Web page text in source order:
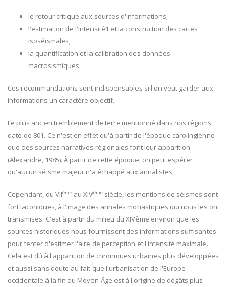
le retour critique aux sources d'informations;
l'estimation de l'intensité1 et la construction des cartes
isoséismales;
la quantification et la calibration des données
macrosismiques.
Ces recommandations sont indispensables si l'on veut garder aux
informations un caractère objectif.
Le plus ancien tremblement de terre mentionné dans nos régions
date de 801. Ce n'est en effet qu'à partir de l'époque carolingienne
que des sources narratives régionales font leur apparition
(Alexandre, 1985). À partir de cette époque, on peut espérer
qu'aucun séisme majeur n'a échappé aux annalistes.
Cependant, du VIIème au XIVème siècle, les mentions de séismes sont
fort laconiques, à l'image des annales monastiques qui nous les ont
transmises. C'est à partir du milieu du XIVème environ que les
sources historiques nous fournissent des informations suffisantes
pour tenter d'estimer l'aire de perception et l'intensité maximale.
Cela est dû à l'apparition de chroniques urbaines plus développées
et aussi sans doute au fait que l'urbanisation de l'Europe
occidentale à la fin du Moyen-Âge est à l'origine de dégâts plus